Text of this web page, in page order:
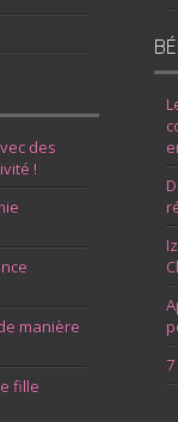
des
!
manière
fille